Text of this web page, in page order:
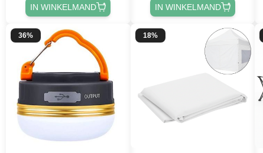
IN WINKELMAND IN WINKELMAND
36% 18%